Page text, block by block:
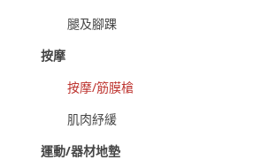
腿及腳踝
按摩
按摩/筋膜槍
肌肉紓緩
運動/器材地墊